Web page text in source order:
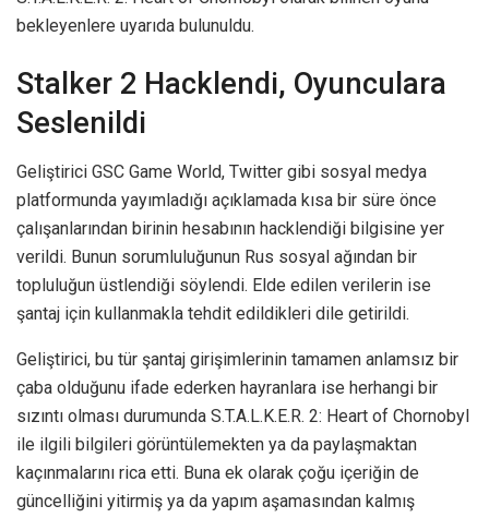
bekleyenlere uyarıda bulunuldu.
Stalker 2 Hacklendi, Oyunculara
Seslenildi
Geliştirici GSC Game World, Twitter gibi sosyal medya
platformunda yayımladığı açıklamada kısa bir süre önce
çalışanlarından birinin hesabının hacklendiği bilgisine yer
verildi. Bunun sorumluluğunun Rus sosyal ağından bir
topluluğun üstlendiği söylendi. Elde edilen verilerin ise
şantaj için kullanmakla tehdit edildikleri dile getirildi.
Geliştirici, bu tür şantaj girişimlerinin tamamen anlamsız bir
çaba olduğunu ifade ederken hayranlara ise herhangi bir
sızıntı olması durumunda S.T.A.L.K.E.R. 2: Heart of Chornobyl
ile ilgili bilgileri görüntülemekten ya da paylaşmaktan
kaçınmalarını rica etti. Buna ek olarak çoğu içeriğin de
güncelliğini yitirmiş ya da yapım aşamasından kalmış